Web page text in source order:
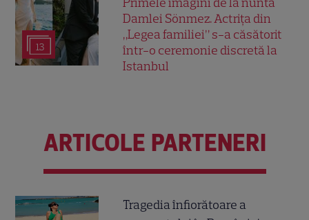
13
Primele imagini de la nunta
Damlei Sönmez. Actrița din
„Legea familiei” s-a căsătorit
într-o ceremonie discretă la
Istanbul
ARTICOLE PARTENERI
Tragedia înfiorătoare a